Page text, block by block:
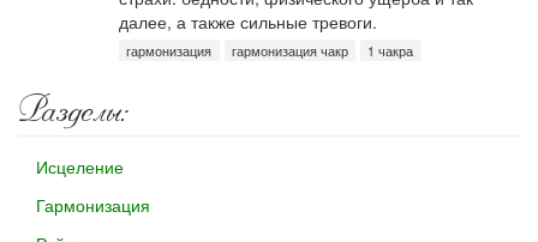
далее, а также сильные тревоги.
гармонизация гармонизация чакр 1 чакра
Разделы:
Исцеление
Гармонизация